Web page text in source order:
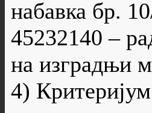
набавка бр.
45232140 –
на изградњи
4)